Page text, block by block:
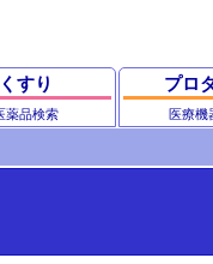
くすり
薬品検索
プロ
医療機